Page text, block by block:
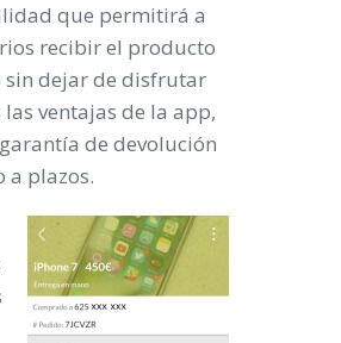
que permitirá a
recibir el producto
sin dejar de disfrutar
ventajas de la app,
de devolución
a plazos.